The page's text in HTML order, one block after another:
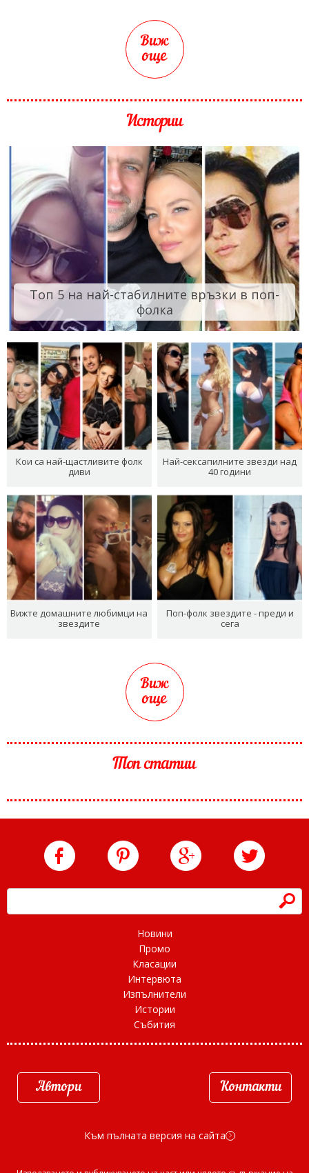
Виж
още
Истории
Топ 5 на най-стабилните връзки в поп-
фолка
Кои са най-щастливите фолк
диви
Най-сексапилните звезди над
40 години
Вижте домашните любимци на
звездите
Поп-фолк звездите - преди и
сега
Виж
още
Топ статии
h
Новини
Промо
Класации
Интервюта
Изпълнители
Истории
Събития
Автори Контакти
Към пълната версия на сайта d